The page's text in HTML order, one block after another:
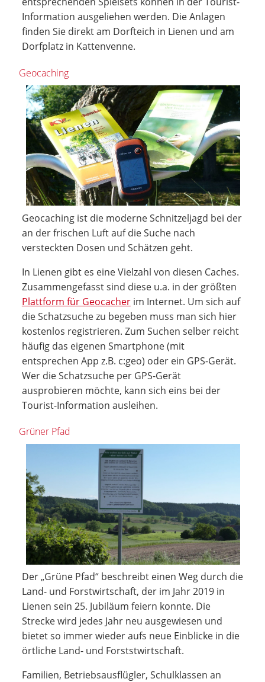
Information ausgeliehen werden. Die Anlagen
finden Sie direkt am Dorfteich in Lienen und am
Dorfplatz in Kattenvenne.
Geocaching
Geocaching ist die moderne Schnitzeljagd bei der
an der frischen Luft auf die Suche nach
versteckten Dosen und Schätzen geht.
In Lienen gibt es eine Vielzahl von diesen Caches.
Zusammengefasst sind diese u.a. in der größten
Plattform für Geocacherim Internet. Um sich auf
die Schatzsuche zu begeben muss man sich hier
kostenlos registrieren. Zum Suchen selber reicht
häufig das eigenen Smartphone (mit
entsprechen App z.B. c:geo) oder ein GPS-Gerät.
Wer die Schatzsuche per GPS-Gerät
ausprobieren möchte, kann sich eins bei der
Tourist-Information ausleihen.
Grüner Pfad
Der „Grüne Pfad“ beschreibt einen Weg durch die
Land- und Forstwirtschaft, der im Jahr 2019 in
Lienen sein 25. Jubiläum feiern konnte. Die
Strecke wird jedes Jahr neu ausgewiesen und
bietet so immer wieder aufs neue Einblicke in die
örtliche Land- und Forststwirtschaft.
Familien, Betriebsausflügler, Schulklassen an